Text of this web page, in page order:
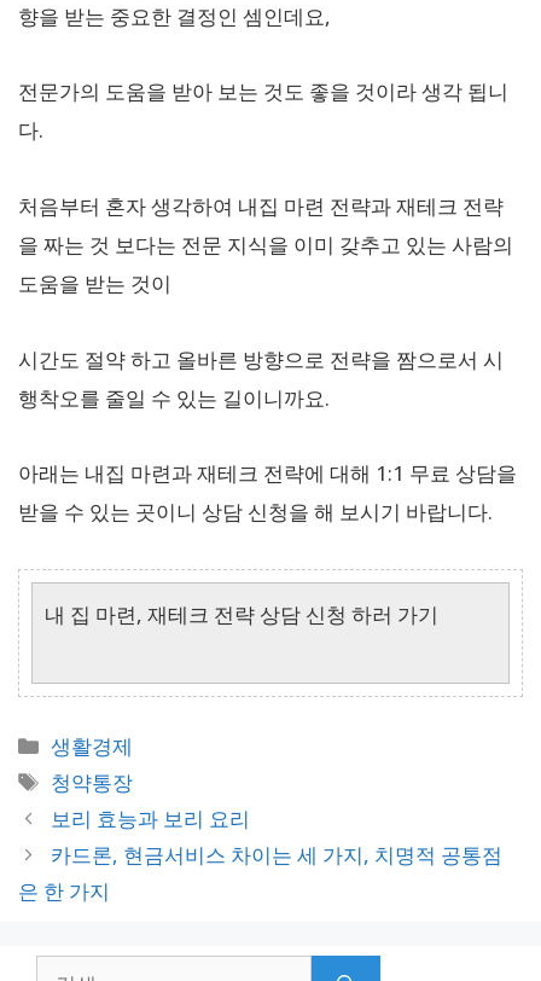
향을 받는 중요한 결정인 셈인데요,
전문가의 도움을 받아 보는 것도 좋을 것이라 생각 됩니
다.
처음부터 혼자 생각하여 내집 마련 전략과 재테크 전략
을 짜는 것 보다는 전문 지식을 이미 갖추고 있는 사람의
도움을 받는 것이
시간도 절약 하고 올바른 방향으로 전략을 짬으로서 시
행착오를 줄일 수 있는 길이니까요.
아래는 내집 마련과 재테크 전략에 대해 1:1 무료 상담을
받을 수 있는 곳이니 상담 신청을 해 보시기 바랍니다.
내 집 마련, 재테크 전략 상담 신청 하러 가기
카
테
고
리
생활경제
태
그
청약통장
보리 효능과 보리 요리
카드론, 현금서비스 차이는 세 가지, 치명적 공통점
은 한 가지